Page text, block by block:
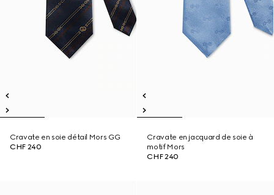
Cravate en soie détail Mors GG
CHF 240
Cravate en jacquard de soie à
motif Mors
CHF 240